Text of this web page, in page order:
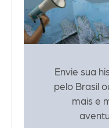
Envie sua
pelo Brasil
mais e